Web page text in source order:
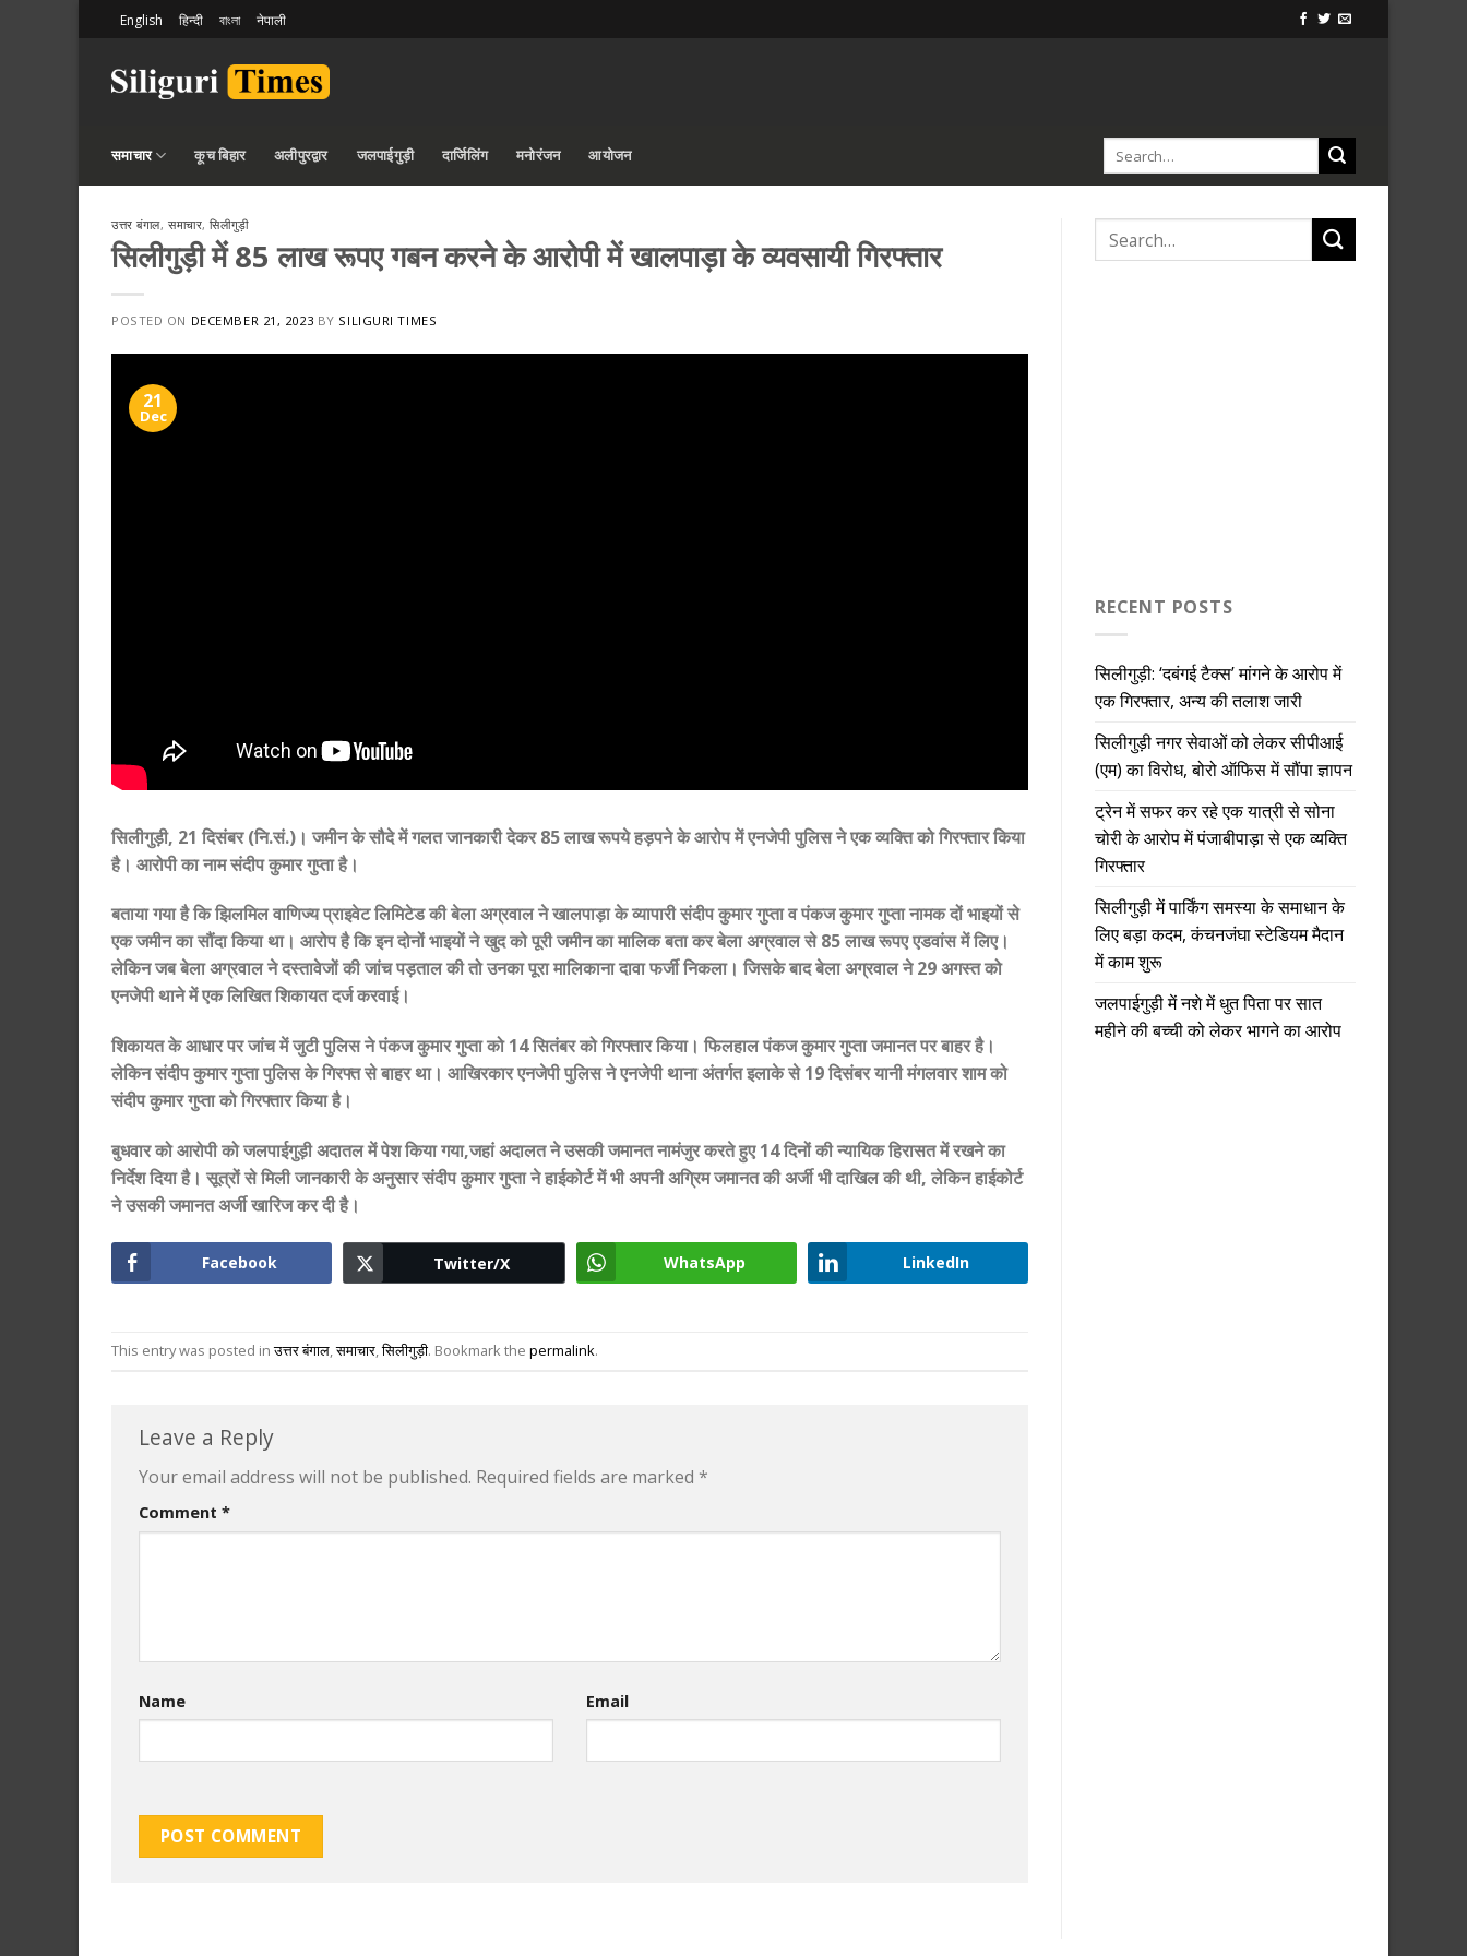
content
English हिन्दी বাংলা नेपाली
समाचार कूच बिहार अलीपुरद्वार जलपाईगुड़ी दार्जिलिंग मनोरंजन आयोजन
उत्तर बंगाल,समाचार,सिलीगुड़ी
सिलीगुड़ी में 85 लाख रूपए गबन करने के आरोपी में खालपाड़ा के व्यवसायी गिरफ्तार
POSTED ON DECEMBER 21, 2023 BY SILIGURI TIMES
21
Dec
सिलीगुड़ी, 21 दिसंबर (नि.सं.)। जमीन के सौदे में गलत जानकारी देकर 85 लाख रूपये हड़पने के आरोप में एनजेपी पुलिस ने एक व्यक्ति को गिरफ्तार किया
है। आरोपी का नाम संदीप कुमार गुप्ता है।
बताया गया है कि झिलमिल वाणिज्य प्राइवेट लिमिटेड की बेला अग्रवाल ने खालपाड़ा के व्यापारी संदीप कुमार गुप्ता व पंकज कुमार गुप्ता नामक दों भाइयों से
एक जमीन का सौंदा किया था। आरोप है कि इन दोनों भाइयों ने खुद को पूरी जमीन का मालिक बता कर बेला अग्रवाल से 85 लाख रूपए एडवांस में लिए।
लेकिन जब बेला अग्रवाल ने दस्तावेजों की जांच पड़ताल की तो उनका पूरा मालिकाना दावा फर्जी निकला। जिसके बाद बेला अग्रवाल ने 29 अगस्त को
एनजेपी थाने में एक लिखित शिकायत दर्ज करवाई।
शिकायत के आधार पर जांच में जुटी पुलिस ने पंकज कुमार गुप्ता को 14 सितंबर को गिरफ्तार किया। फिलहाल पंकज कुमार गुप्ता जमानत पर बाहर है।
लेकिन संदीप कुमार गुप्ता पुलिस के गिरफ्त से बाहर था। आखिरकार एनजेपी पुलिस ने एनजेपी थाना अंतर्गत इलाके से 19 दिसंबर यानी मंगलवार शाम को
संदीप कुमार गुप्ता को गिरफ्तार किया है।
बुधवार को आरोपी को जलपाईगुड़ी अदातल में पेश किया गया,जहां अदालत ने उसकी जमानत नामंजुर करते हुए 14 दिनों की न्यायिक हिरासत में रखने का
निर्देश दिया है। सूत्रों से मिली जानकारी के अनुसार संदीप कुमार गुप्ता ने हाईकोर्ट में भी अपनी अग्रिम जमानत की अर्जी भी दाखिल की थी, लेकिन हाईकोर्ट
ने उसकी जमानत अर्जी खारिज कर दी है।
Facebook Twitter/X WhatsApp LinkedIn
This entry was posted inउत्तर बंगाल,समाचार,सिलीगुड़ी. Bookmark the permalink.
Leave a Reply
Your email address will not be published. Required fields are marked *
Comment *
Name Email
RECENT POSTS
सिलीगुड़ी: ‘दबंगई टैक्स’ मांगने के आरोप में
एक गिरफ्तार, अन्य की तलाश जारी
सिलीगुड़ी नगर सेवाओं को लेकर सीपीआई
(एम) का विरोध, बोरो ऑफिस में सौंपा ज्ञापन
ट्रेन में सफर कर रहे एक यात्री से सोना
चोरी के आरोप में पंजाबीपाड़ा से एक व्यक्ति
गिरफ्तार
सिलीगुड़ी में पार्किंग समस्या के समाधान के
लिए बड़ा कदम, कंचनजंघा स्टेडियम मैदान
में काम शुरू
जलपाईगुड़ी में नशे में धुत पिता पर सात
महीने की बच्ची को लेकर भागने का आरोप